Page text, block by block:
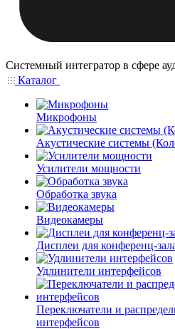
Системный интегратор в сфере
Каталог
Микрофоны
Акустические системы
Усилители мощности
Обработка звука
Видеокамеры
Дисплеи для конференц-
Удлинители интерфейсов
Переключатели и
интерфейсов